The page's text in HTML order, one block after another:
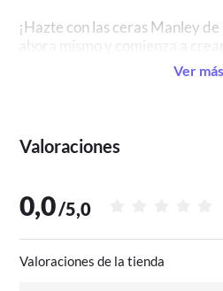
¡Hazte con las ceras Manley
ahora mismo y comienza a
Ver más
Valoraciones
0,0/5,0
Valoraciones de la tienda